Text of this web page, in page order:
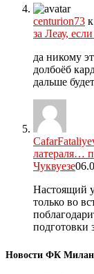
centurion73 к
за Леау,
да никому
долбоёб
дальше
латераля…
Чуквуезе
Настоящий
только во
подготовки
Новости ФК Милан